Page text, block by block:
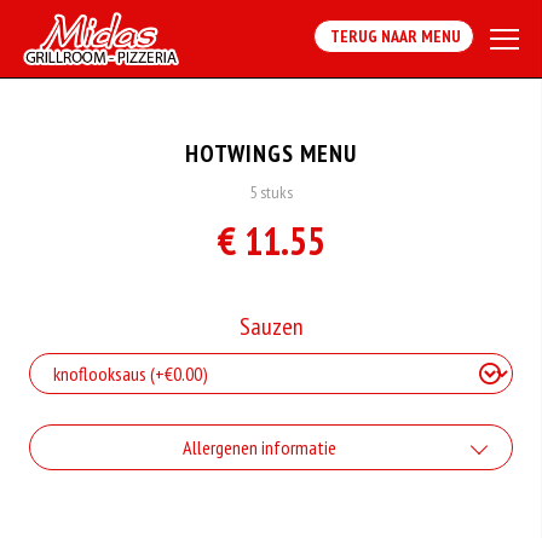
TERUG NAAR MENU
HOTWINGS MENU
5 stuks
€ 11.55
Sauzen
Allergenen informatie